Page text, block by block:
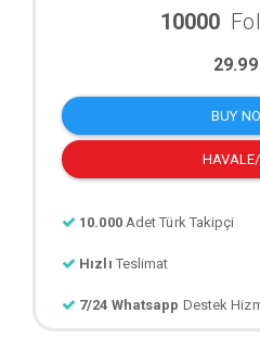
10000
BUY
10.000 Adet Türk Takipçi
Hızlı Teslimat
7/24 Whatsapp